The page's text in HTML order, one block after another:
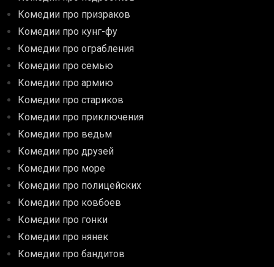
Комедии про призраков
Комедии про кунг-фу
Комедии про ограбления
Комедии про семью
Комедии про армию
Комедии про стариков
Комедии про приключения
Комедии про ведьм
Комедии про друзей
Комедии про море
Комедии про полицейских
Комедии про ковбоев
Комедии про гонки
Комедии про нянек
Комедии про бандитов